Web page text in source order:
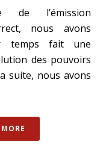
l’émission
nous avons
temps fait une
des pouvoirs
suite, nous avons